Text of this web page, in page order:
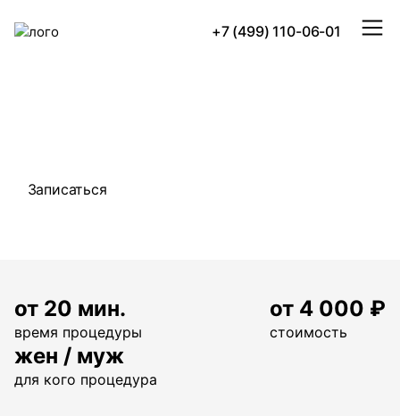
+7 (499) 110-06-01
Записаться
от 20 мин.
время процедуры
от 4 000 ₽
стоимость
жен / муж
для кого процедура